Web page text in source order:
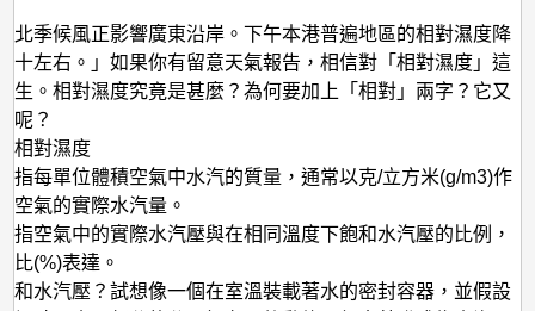
度
北季候風正影響廣東沿岸。下午本港普遍地區的相對濕度降
十左右。」如果你有留意天氣報告，相信對「相對濕度」這
生。相對濕度究竟是甚麼？為何要加上「相對」兩字？它又
呢？
相對濕度
指每單位體積空氣中水汽的質量，通常以克/立方米(g/m3)作
空氣的實際水汽量。
指空氣中的實際水汽壓與在相同溫度下飽和水汽壓的比例，
比(%)表達。
和水汽壓？試想像一個在室溫裝載著水的密封容器，並假設